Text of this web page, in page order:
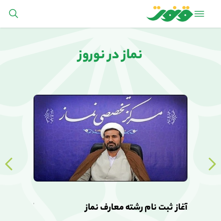
نماز در نوروز
آغاز ثبت نام رشته معارف نماز